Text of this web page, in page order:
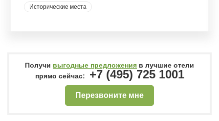
Исторические места
Получи выгодные предложения в лучшие отели
прямо сейчас:
+7 (495) 725 1001
Перезвоните мне